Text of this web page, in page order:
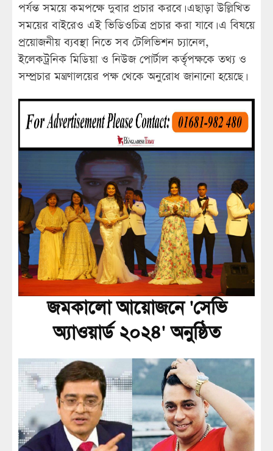
পর্যন্ত সময়ে কমপক্ষে দুবার প্রচার করবে। এছাড়া উল্লিখিত
সময়ের বাইরেও এই ভিডিওচিত্র প্রচার করা যাবে। এ বিষয়ে
প্রয়োজনীয় ব্যবস্থা নিতে সব টেলিভিশন চ্যানেল,
ইলেকট্রনিক মিডিয়া ও নিউজ পোর্টাল কর্তৃপক্ষকে তথ্য ও
সম্প্রচার মন্ত্রণালয়ের পক্ষ থেকে অনুরোধ জানানো হয়েছে।
জমকালো আয়োজনে 'সেভি
অ্যাওয়ার্ড ২০২৪' অনুষ্ঠিত